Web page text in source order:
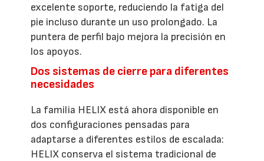
excelente soporte, reduciendo la fatiga del
pie incluso durante un uso prolongado. La
puntera de perfil bajo mejora la precisión en
los apoyos.
Dos sistemas de cierre para diferentes
necesidades
La familia HELIX está ahora disponible en
dos configuraciones pensadas para
adaptarse a diferentes estilos de escalada:
HELIX conserva el sistema tradicional de